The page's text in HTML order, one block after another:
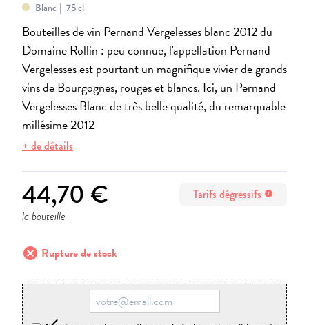
Blanc 75 cl
Bouteilles de vin Pernand Vergelesses blanc 2012 du
Domaine Rollin : peu connue, l'appellation Pernand
Vergelesses est pourtant un magnifique vivier de grands
vins de Bourgognes, rouges et blancs. Ici, un Pernand
Vergelesses Blanc de très belle qualité, du remarquable
millésime 2012
+ de détails
44,70 € Tarifs dégressifs info
la bouteille
cancel Rupture de stock